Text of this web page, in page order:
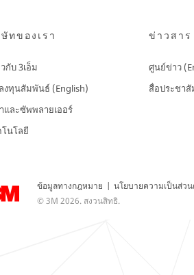
ทของเรา
กับ 3เอ็ม
งทุนสัมพันธ์ (English)
และซัพพลายเออร์
โนโลยี
ข่าวสาร
ศูนย์ข่าว
สื่อประชา
ข้อมูลทางกฎหมาย | นโยบายความเป็นส่ว
© 3M 2026. สงวนสิทธิ.